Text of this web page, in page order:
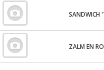
SANDWICH
ZALM EN